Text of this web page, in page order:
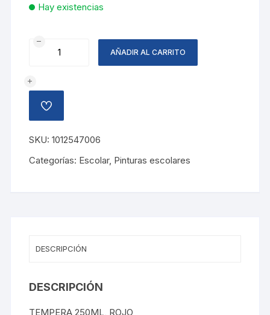
Hay existencias
TEMPERA
ML
cantidad
AÑADIR AL CARRITO
AÑADIR
A
LISTA
DE
DESEOS
SKU:1012547006
Categorías: Escolar, Pinturas escolares
DESCRIPCIÓN
DESCRIPCIÓN
TEMPERA 250ML, ROJO